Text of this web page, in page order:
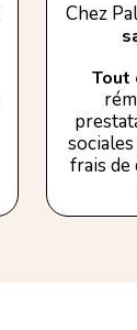
Chez
Tout
frais de